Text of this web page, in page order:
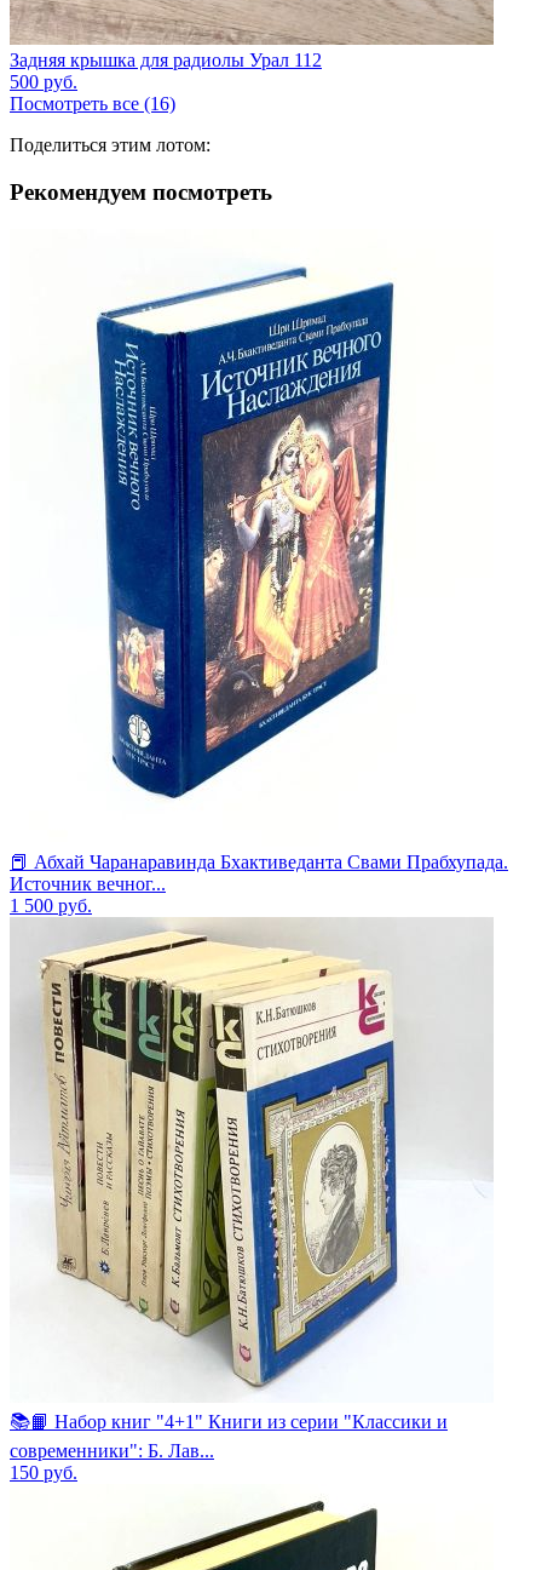
Задняя крышка для радиолы Урал 112
500 руб.
Посмотреть все (16)
Поделиться этим лотом:
Рекомендуем посмотреть
📕 Абхай Чаранаравинда Бхактиведанта Свами Прабхупада.
Источник вечног...
1 500 руб.
📚📙 Набор книг "4+1" Книги из серии "Классики и
современники": Б. Лав...
150 руб.